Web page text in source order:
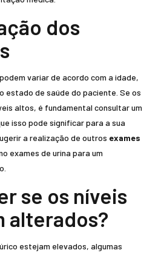
dos
variar de acordo com a idade,
estado de saúde do paciente. Se os
altos, é fundamental consultar um
isso pode significar para a sua
a realização de outros exames
exames de urina para um
se os níveis
alterados?
estejam elevados, algumas